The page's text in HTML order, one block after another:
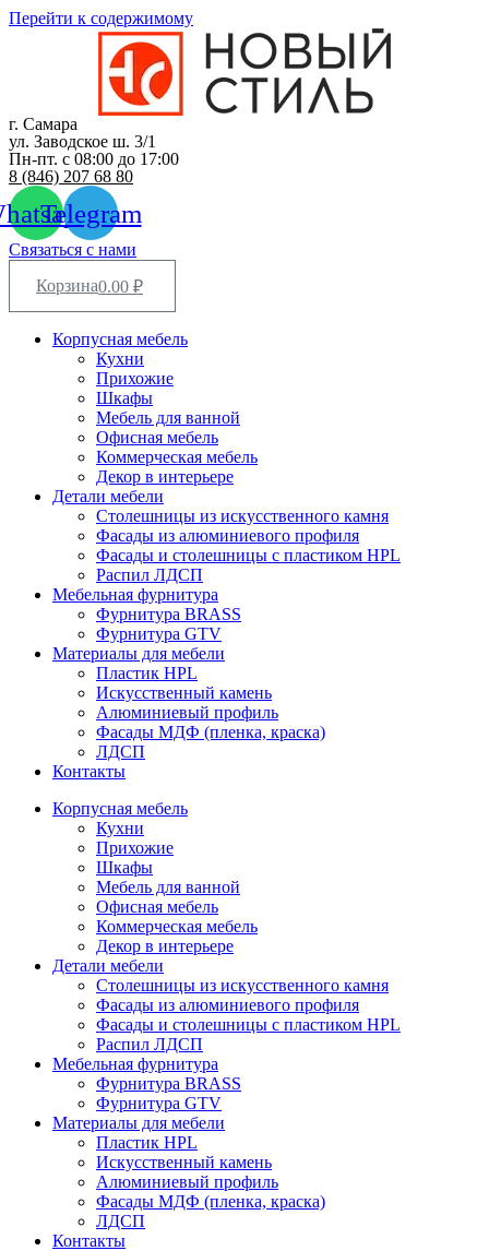
Перейти к содержимому
г. Самара
ул. Заводское ш. 3/1
Пн-пт. с 08:00 до 17:00
8 (846) 207 68 80
Telegram
Связаться с нами
0.00 ₽
Корзина
Корпусная мебель
Кухни
Прихожие
Шкафы
Мебель для ванной
Офисная мебель
Коммерческая мебель
Декор в интерьере
Детали мебели
Столешницы из искусственного камня
Фасады из алюминиевого профиля
Фасады и столешницы с пластиком HPL
Распил ЛДСП
Мебельная фурнитура
Фурнитура BRASS
Фурнитура GTV
Материалы для мебели
Пластик HPL
Искусственный камень
Алюминиевый профиль
Фасады МДФ (пленка, краска)
ЛДСП
Контакты
Корпусная мебель
Кухни
Прихожие
Шкафы
Мебель для ванной
Офисная мебель
Коммерческая мебель
Декор в интерьере
Детали мебели
Столешницы из искусственного камня
Фасады из алюминиевого профиля
Фасады и столешницы с пластиком HPL
Распил ЛДСП
Мебельная фурнитура
Фурнитура BRASS
Фурнитура GTV
Материалы для мебели
Пластик HPL
Искусственный камень
Алюминиевый профиль
Фасады МДФ (пленка, краска)
ЛДСП
Контакты